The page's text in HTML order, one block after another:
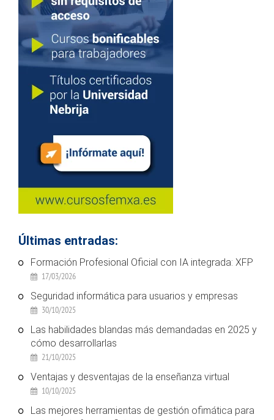
Últimas entradas:
Formación Profesional Oficial con IA integrada: XFP
17/03/2026
Seguridad informática para usuarios y empresas
30/10/2025
Las habilidades blandas más demandadas en 2025 y
cómo desarrollarlas
21/10/2025
Ventajas y desventajas de la enseñanza virtual
10/10/2025
Las mejores herramientas de gestión ofimática para